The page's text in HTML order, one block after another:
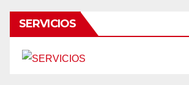
SERVICIOS